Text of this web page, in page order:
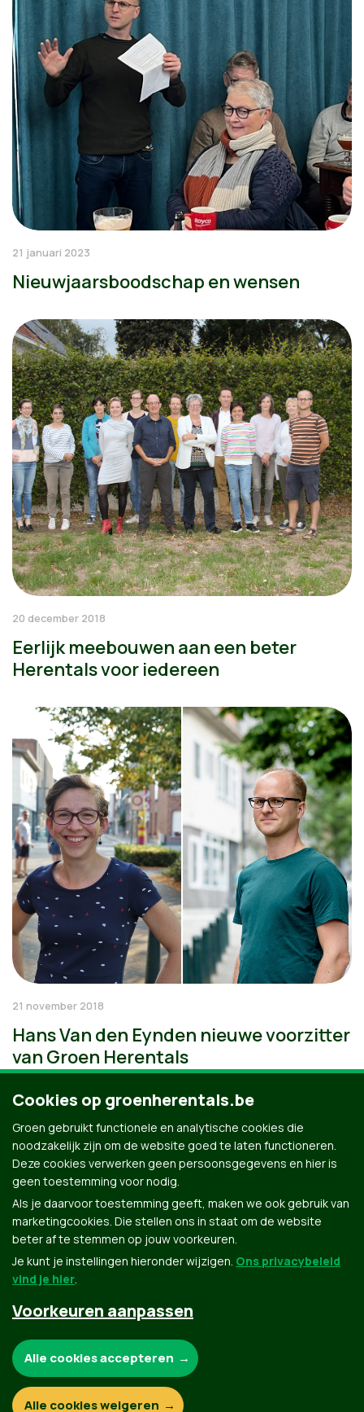
21 januari 2023
Nieuwjaarsboodschap en wensen
20 december 2018
Eerlijk meebouwen aan een beter
Herentals voor iedereen
21 november 2018
Hans Van den Eynden nieuwe voorzitter
van Groen Herentals
Groen.be
Contact Privacybeleid
Cookies op groenherentals.be
Groen gebruikt functionele en analytische cookies die
noodzakelijk zijn om de website goed te laten functioneren.
Deze cookies verwerken geen persoonsgegevens en hier is
geen toestemming voor nodig.
Als je daarvoor toestemming geeft, maken we ook gebruik van
marketingcookies. Die stellen ons in staat om de website
beter af te stemmen op jouw voorkeuren.
Je kunt je instellingen hieronder wijzigen. Ons privacybeleid
vind je hier.
Voorkeuren aanpassen
Functionele en analytische cookies:
Alle cookies accepteren
Alle cookies weigeren